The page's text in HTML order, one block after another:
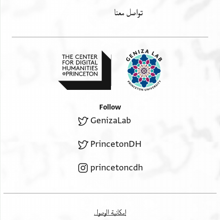
تواصل معنا
Follow
GenizaLab
PrincetonDH
princetoncdh
إمكانية الوصول